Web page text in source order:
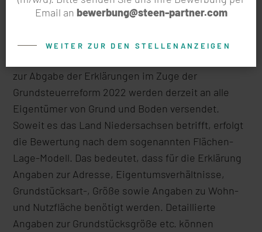
zur Abgabe der Erklärungen im Zuge der
Grundsteuerreform 2022 werden derzeit an alle
Eigentümer von Grund und Boden versendet.
Soweit es das Land Niedersachsen betrifft, erfolgt
die Bewertung nach dem sogenannten Flächen-
Lage-Modell. Das bedeutet, dass für die Erklärung
Angaben zur Adresse, Eigentumsverhältnisse,
Grundstücksart-, Größe sowie Angaben zu Wohn-
und Nutzfläche benötigt werden. Detaillierte
Angaben zur Grundstücksgröße etc. können
Email an bewerbung@steen-partner.com
WEITER ZUR DEN STELLENANZEIGEN